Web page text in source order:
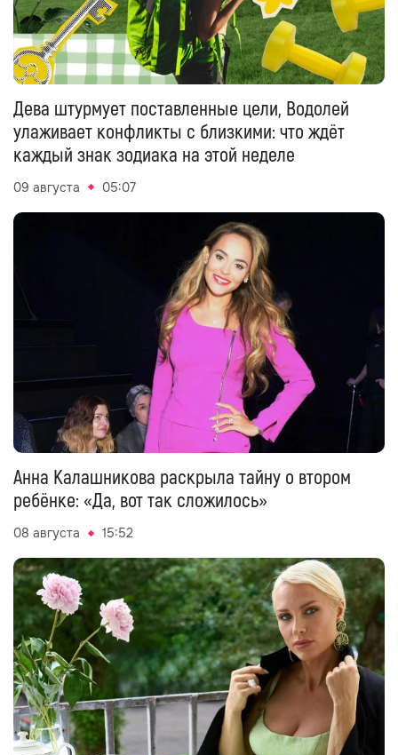
Дева штурмует поставленные цели, Водолей
улаживает конфликты с близкими: что ждёт
каждый знак зодиака на этой неделе
09 августа 05:07
Анна Калашникова раскрыла тайну о втором
ребёнке: «Да, вот так сложилось»
08 августа 15:52